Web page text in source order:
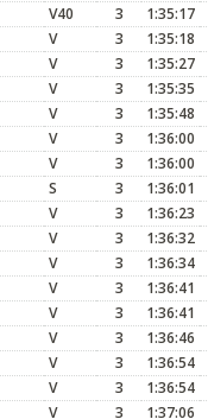
V40 3 1:35:17
V 3 1:35:18
V 3 1:35:27
V 3 1:35:35
V 3 1:35:48
V 3 1:36:00
V 3 1:36:00
S 3 1:36:01
V 3 1:36:23
V 3 1:36:32
V 3 1:36:34
V 3 1:36:41
V 3 1:36:41
V 3 1:36:46
V 3 1:36:54
V 3 1:36:54
V 3 1:37:06